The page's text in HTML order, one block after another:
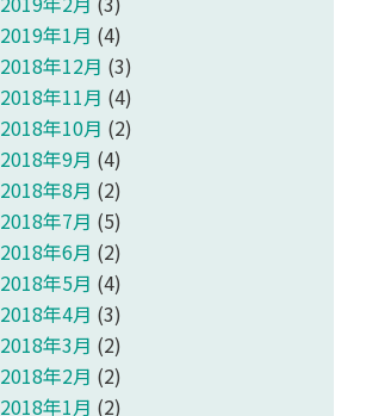
2019年1月 (4)
2018年12月 (3)
2018年11月 (4)
2018年10月 (2)
2018年9月 (4)
2018年8月 (2)
2018年7月 (5)
2018年6月 (2)
2018年5月 (4)
2018年4月 (3)
2018年3月 (2)
2018年2月 (2)
2018年1月 (2)